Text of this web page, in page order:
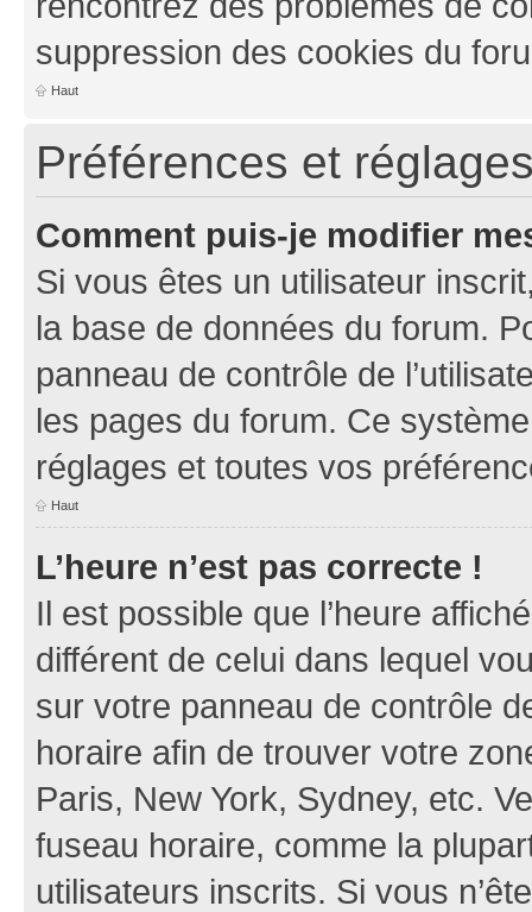
suppression des cookies du
Haut
Préférences et
Comment puis-je modifier
Si vous êtes un utilisateur
la base de données du forum.
panneau de contrôle de
les pages du forum. Ce
réglages et toutes vos
Haut
L’heure n’est pas correcte !
Il est possible que l’heure
différent de celui dans lequel
sur votre panneau de contrôle
horaire afin de trouver votre
Paris, New York, Sydney, etc.
fuseau horaire, comme la
utilisateurs inscrits. Si vous